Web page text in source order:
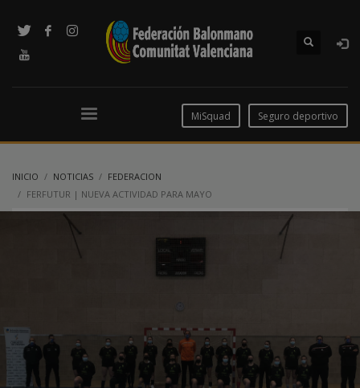
MiSquad Seguro deportivo
INICIO NOTICIAS
FEDERACION
FERFUTUR | NUEVA ACTIVIDAD PARA MAYO